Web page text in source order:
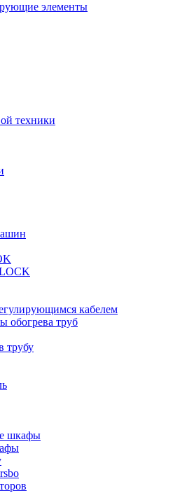
элементы
техники
кабелем
обогрева труб
трубу
шкафы